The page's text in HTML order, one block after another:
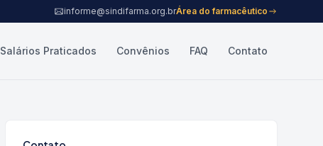
informe@sindifarma.org.brÁrea do farmacêutico
Salários Praticados Convênios FAQ Contato